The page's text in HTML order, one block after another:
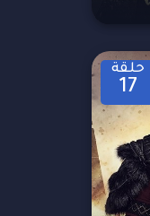
حلقة
17